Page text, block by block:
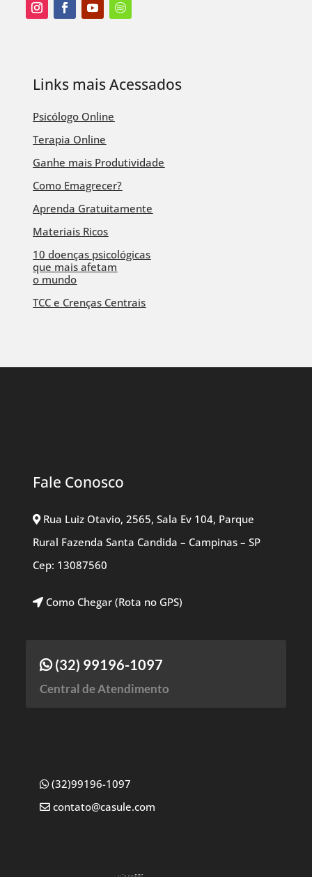
Links mais Acessados
Psicólogo Online
Terapia Online
Ganhe mais Produtividade
Como Emagrecer?
Aprenda Gratuitamente
Materiais Ricos
10 doenças psicológicas
que mais afetam
o mundo
TCC e Crenças Centrais
Fale Conosco
Rua Luiz Otavio, 2565, Sala Ev 104, Parque
Rural Fazenda Santa Candida – Campinas – SP
Cep: 13087560
Como Chegar (Rota no GPS)
(32) 99196-1097
Central de Atendimento
(32)99196-1097
contato@casule.com